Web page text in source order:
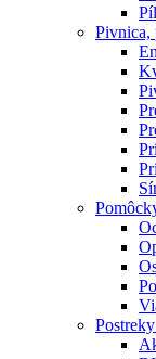
Pivnica,